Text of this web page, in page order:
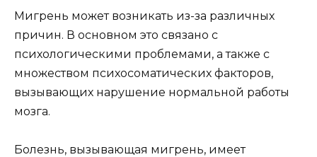
Мигрень может возникать из-за различных
причин. В основном это связано с
психологическими проблемами, а также с
множеством психосоматических факторов,
вызывающих нарушение нормальной работы
мозга.
Болезнь, вызывающая мигрень, имеет